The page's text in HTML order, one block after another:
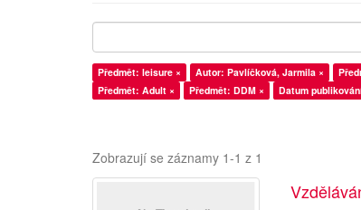
Předmět: leisure × Autor: Pavlíčková, Jarmila ×
Předmět: Adult ×
Předmět: DDM × Datum
Zobrazují se záznamy 1-1 z 1